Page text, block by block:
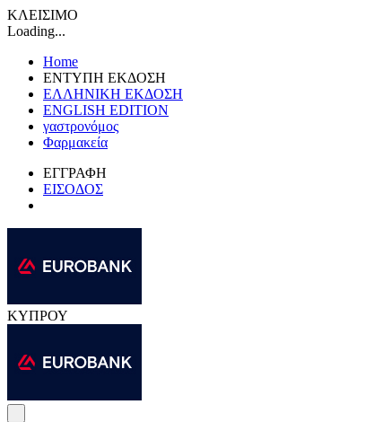
ΚΛΕΙΣΙΜΟ
Loading...
Home
ΕΝΤΥΠΗ ΕΚΔΟΣΗ
ΕΛΛΗΝΙΚΗ ΕΚΔΟΣΗ
ENGLISH EDITION
γαστρονόμος
Φαρμακεία
ΕΓΓΡΑΦΗ
ΕΙΣΟΔΟΣ
ΚΥΠΡΟΥ